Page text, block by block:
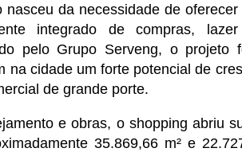
nasceu da necessidade de
integrado de compras, lazer
pelo Grupo Serveng, o projeto
na cidade um forte potencial de
de grande porte.
e obras, o shopping abriu
35.869,66 m² e